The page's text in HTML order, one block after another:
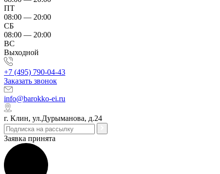
ПТ
08:00 — 20:00
СБ
08:00 — 20:00
ВС
Выходной
+7 (495) 790-04-43
Заказать звонок
info@barokko-ei.ru
г. Клин, ул.Дурыманова, д.24
Заявка принята